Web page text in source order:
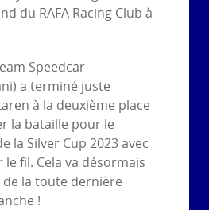
du RAFA Racing Club à
Speedcar
a terminé juste
à la deuxième place
la bataille pour le
la Silver Cup 2023 avec
le fil. Cela va désormais
de la toute dernière
!